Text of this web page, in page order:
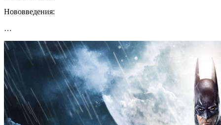
Нововведения:
…